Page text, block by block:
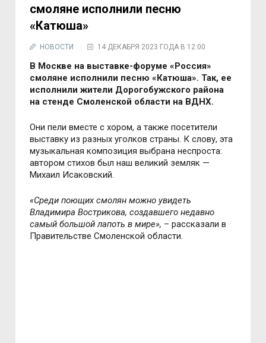
смоляне исполнили песню
«Катюша»
НОВОСТИ 14 ДЕКАБРЯ 2023 ГОДА В 12:00
В Москве на выставке-форуме «Россия»
смоляне исполнили песню «Катюша». Так, ее
исполнили жители Дорогобужского района
на стенде Смоленской области на ВДНХ.
Они пели вместе с хором, а также посетители
выставку из разных уголков страны. К слову, эта
музыкальная композиция выбрана неспроста:
автором стихов был наш великий земляк —
Михаил Исаковский.
«Среди поющих смолян можно увидеть
Владимира Вострикова, создавшего недавно
самый большой лапоть в мире», – рассказали в
Правительстве Смоленской области.